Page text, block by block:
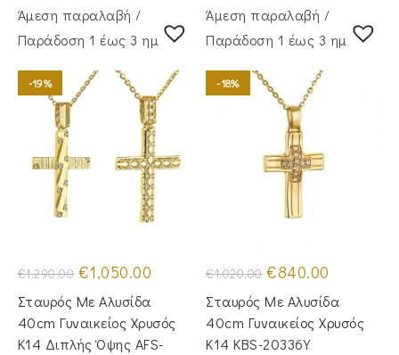
Άμεση παραλαβή /
Παράδoση 1 έως 3 ημέρες
-19%
€1,290.00 Original
price
was:
€1,290.00.
€1,050.00
€1,050.00.
Σταυρός Mε Aλυσίδα
40cm Γυναικείος Χρυσός
Κ14 Διπλής Όψης AFS-
Άμεση παραλαβή /
Παράδoση 1 έως 3 ημέρες
-18%
€1,020.00 Original
price
was:
€1,020.00.
€840.00
τιμή
είναι:
€840.00.
Σταυρός Mε Aλυσίδα
40cm Γυναικείος Χρυσός
Κ14 KBS-20336Y